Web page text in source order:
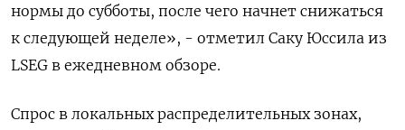
нормы до субботы, после чего начнет снижаться
к следующей неделе», - отметил Саку Юссила из
LSEG в ежедневном обзоре.
Спрос в локальных распределительных зонах,